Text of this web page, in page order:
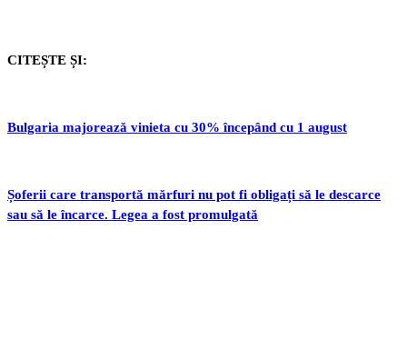
CITEȘTE ȘI:
Bulgaria majorează vinieta cu 30% începând cu 1 august
Șoferii care transportă mărfuri nu pot fi obligați să le descarce
sau să le încarce. Legea a fost promulgată